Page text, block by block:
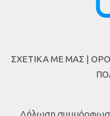
ΣΧΕΤΙΚΑ ΜΕ ΜΑΣ |
Δήλωση